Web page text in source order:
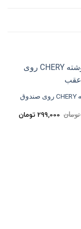
آرم نوشته CHERY روی صندوق
تومان قیمت
اصلی
299,000 تومانقیمت
فعلی